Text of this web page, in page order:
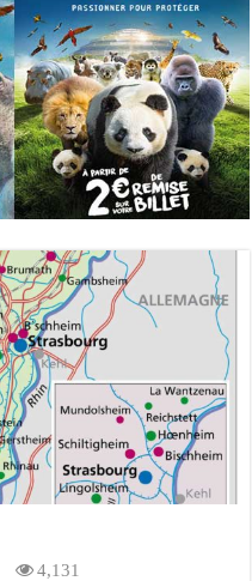
4,131